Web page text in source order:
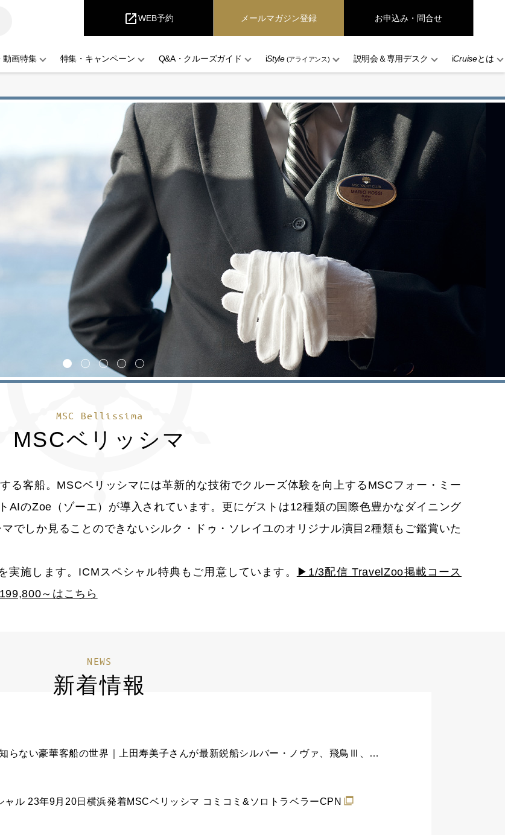
open_in_newWEB予約 メールマガジン登録 お申込み・問合せ
動画特集 特集・キャンペーン Q&A・クルーズガイド iStyle(アライアンス) 説明会＆専用デスク iCruiseとは
1 2 3 4 5
MSC Bellissima
MSCベリッシマ
る客船。MSCベリッシマには革新的な技術でクルーズ体験を向上するMSCフォー・ミー
AIのZoe（ゾーエ）が導入されています。更にゲストは12種類の国際色豊かなダイニング
でしか見ることのできないシルク・ドゥ・ソレイユのオリジナル演目2種類もご鑑賞いた
施します。ICMスペシャル特典もご用意しています。
▶1/3配信 TravelZoo掲載コース
～はこちら
NEWS
新着情報
【TV】2025年8月5日放送｜マツコの知らない豪華客船の世界｜上田寿美子さんが最新鋭船シルバー・ノヴァ、飛鳥Ⅲ、世界最大客船アイコン・オブ・ザ・シーズに乗船取材！
ャル 23年9月20日横浜発着MSCベリッシマ コミコミ&ソロトラベラーCPN